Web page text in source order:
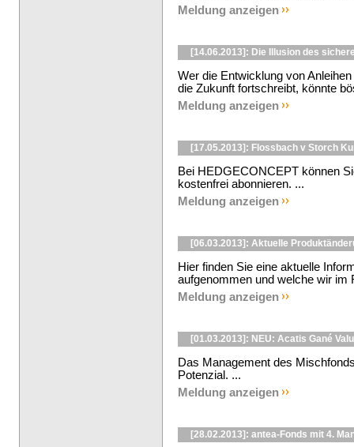
Meldung anzeigen
[14.06.2013]: Die Illusion des
Wer die Entwicklung von
die Zukunft fortschreibt, könnte
Meldung anzeigen
[17.05.2013]: Flossbach v Storch
Bei HEDGECONCEPT können
kostenfrei abonnieren. ...
Meldung anzeigen
[06.03.2013]: Aktuelle
Hier finden Sie eine aktuelle
aufgenommen und welche wir im
Meldung anzeigen
[01.03.2013]: NEU: Acatis Gané
Das Management des
Potenzial. ...
Meldung anzeigen
[28.02.2013]: antea-Fonds mit 4.